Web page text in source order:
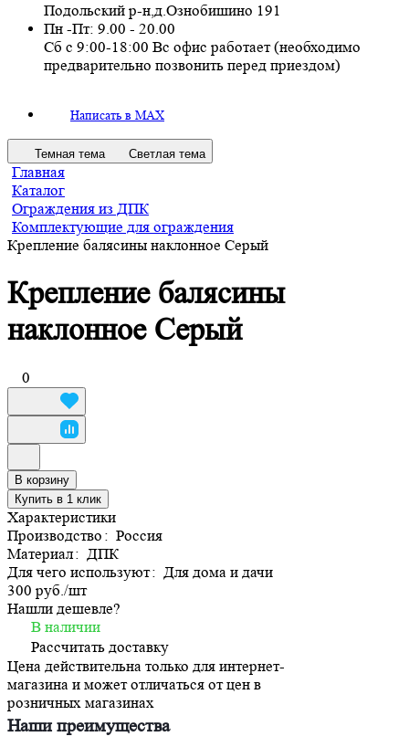
Подольский р-н,д.Ознобишино 191
Пн -Пт: 9.00 - 20.00
Сб с 9:00-18:00 Вс офис работает (необходимо
предварительно позвонить перед приездом)
Написать в MAX
Темная тема Светлая тема
Главная
Каталог
Ограждения из ДПК
Комплектующие для ограждения
Крепление балясины наклонное Серый
Крепление балясины
наклонное Серый
0
В корзину
Купить в 1 клик
Характеристики
Производство: Россия
Материал: ДПК
Для чего используют: Для дома и дачи
300 руб./шт
Нашли дешевле?
В наличии
Рассчитать доставку
Цена действительна только для интернет-
магазина и может отличаться от цен в
розничных магазинах
Наши преимущества